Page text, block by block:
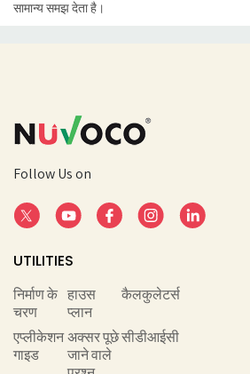
सामान्य समझ देता है।
Follow Us on
UTILITIES
निर्माण के
चरण
हाउस
प्लान
कैलकुलेटर्स
एप्लीकेशन
गाइड
अक्सर पूछे
जाने वाले
सीडीआईसी